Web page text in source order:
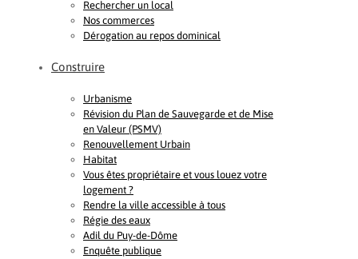
Rechercher un local
Nos commerces
Dérogation au repos dominical
Construire
Urbanisme
Révision du Plan de Sauvegarde et de Mise
en Valeur (PSMV)
Renouvellement Urbain
Habitat
Vous êtes propriétaire et vous louez votre
logement ?
Rendre la ville accessible à tous
Régie des eaux
Adil du Puy-de-Dôme
Enquête publique